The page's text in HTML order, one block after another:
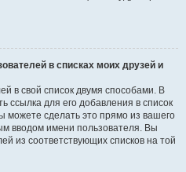
в списках моих друзей и
в свой список двумя способами. В
ссылка для его добавления в список
можете сделать это прямо из вашего
вводом имени пользователя. Вы
из соответствующих списков на той